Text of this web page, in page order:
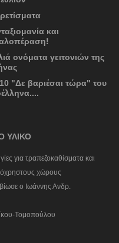
και
ονόματα γειτονιών της
"Δε βαριέσαι τώρα" του
ΥΛΙΚΟ
για τραπεζοκαθίσματα και
χώρους
ο Ιωάννης Ανδρ.
Τομοπούλου